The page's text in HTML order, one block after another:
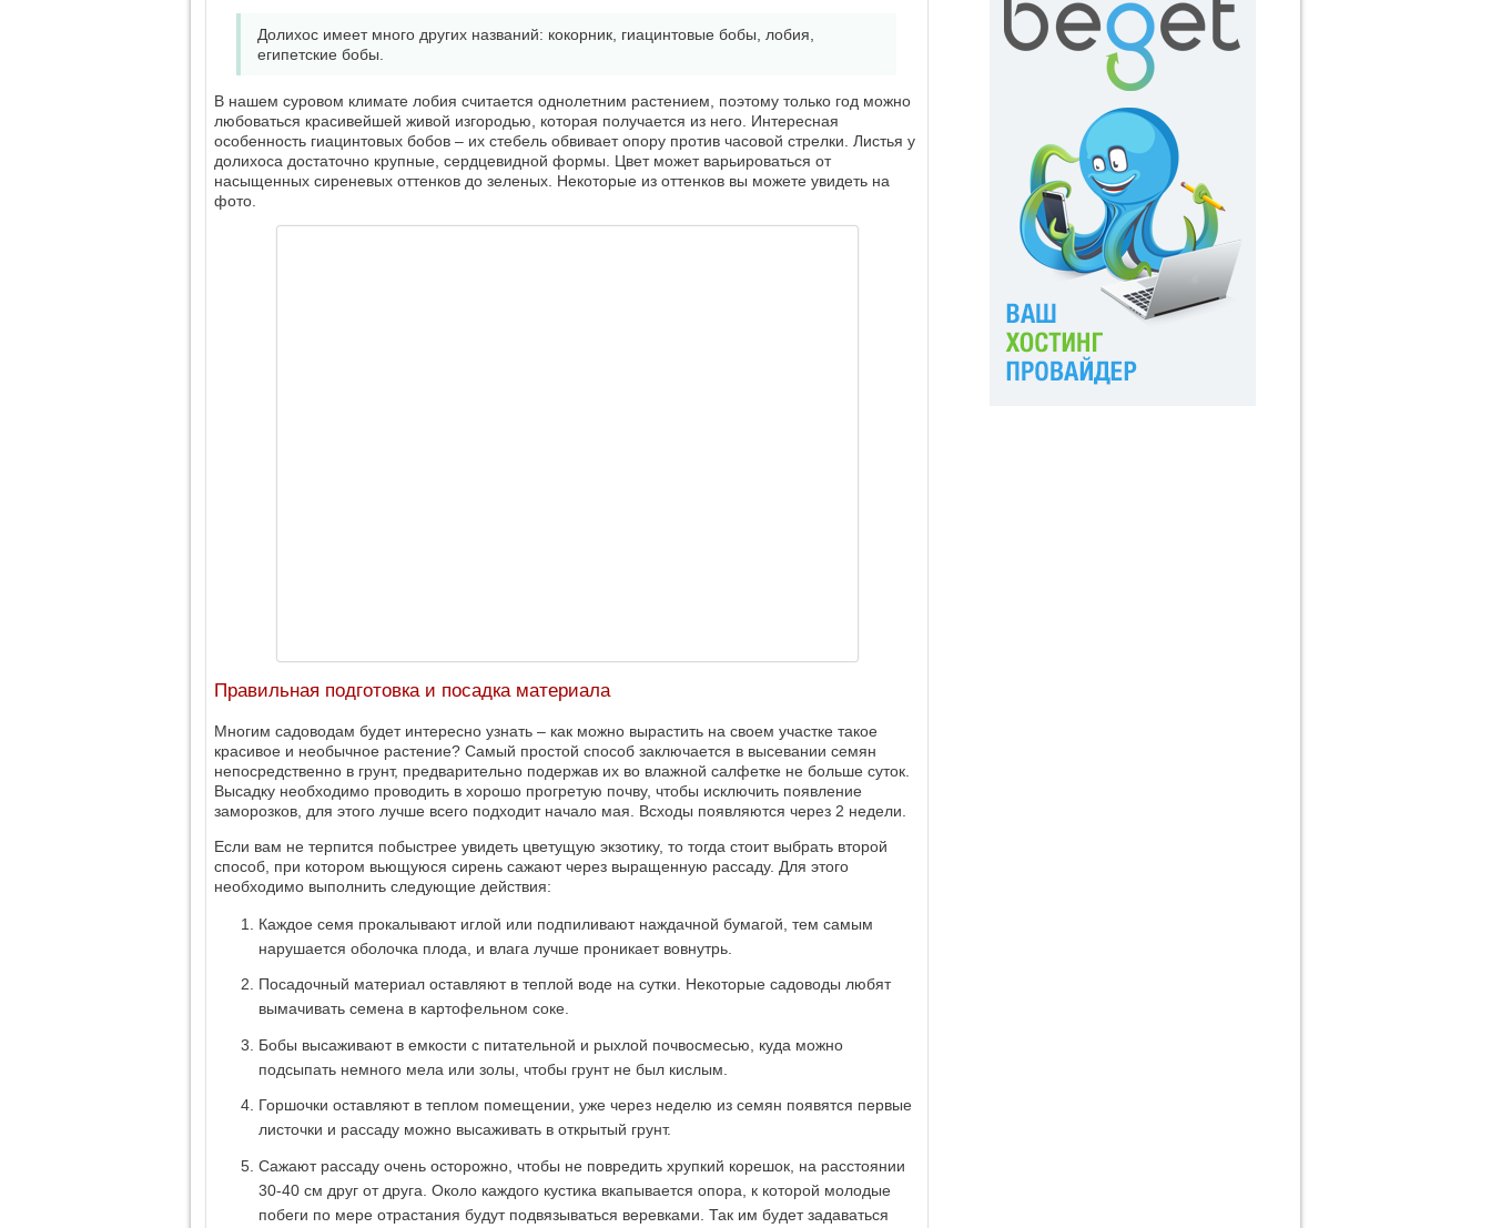
Долихос имеет много других названий: кокорник, гиацинтовые бобы, лобия,
египетские бобы.
В нашем суровом климате лобия считается однолетним растением, поэтому только год можно
любоваться красивейшей живой изгородью, которая получается из него. Интересная
особенность гиацинтовых бобов – их стебель обвивает опору против часовой стрелки. Листья у
долихоса достаточно крупные, сердцевидной формы. Цвет может варьироваться от
насыщенных сиреневых оттенков до зеленых. Некоторые из оттенков вы можете увидеть на
фото.
Правильная подготовка и посадка материала
Многим садоводам будет интересно узнать – как можно вырастить на своем участке такое
красивое и необычное растение? Самый простой способ заключается в высевании семян
непосредственно в грунт, предварительно подержав их во влажной салфетке не больше суток.
Высадку необходимо проводить в хорошо прогретую почву, чтобы исключить появление
заморозков, для этого лучше всего подходит начало мая. Всходы появляются через 2 недели.
Если вам не терпится побыстрее увидеть цветущую экзотику, то тогда стоит выбрать второй
способ, при котором вьющуюся сирень сажают через выращенную рассаду. Для этого
необходимо выполнить следующие действия:
Каждое семя прокалывают иглой или подпиливают наждачной бумагой, тем самым
нарушается оболочка плода, и влага лучше проникает вовнутрь.
Посадочный материал оставляют в теплой воде на сутки. Некоторые садоводы любят
вымачивать семена в картофельном соке.
Бобы высаживают в емкости с питательной и рыхлой почвосмесью, куда можно
подсыпать немного мела или золы, чтобы грунт не был кислым.
Горшочки оставляют в теплом помещении, уже через неделю из семян появятся первые
листочки и рассаду можно высаживать в открытый грунт.
Сажают рассаду очень осторожно, чтобы не повредить хрупкий корешок, на расстоянии
30-40 см друг от друга. Около каждого кустика вкапывается опора, к которой молодые
побеги по мере отрастания будут подвязываться веревками. Так им будет задаваться